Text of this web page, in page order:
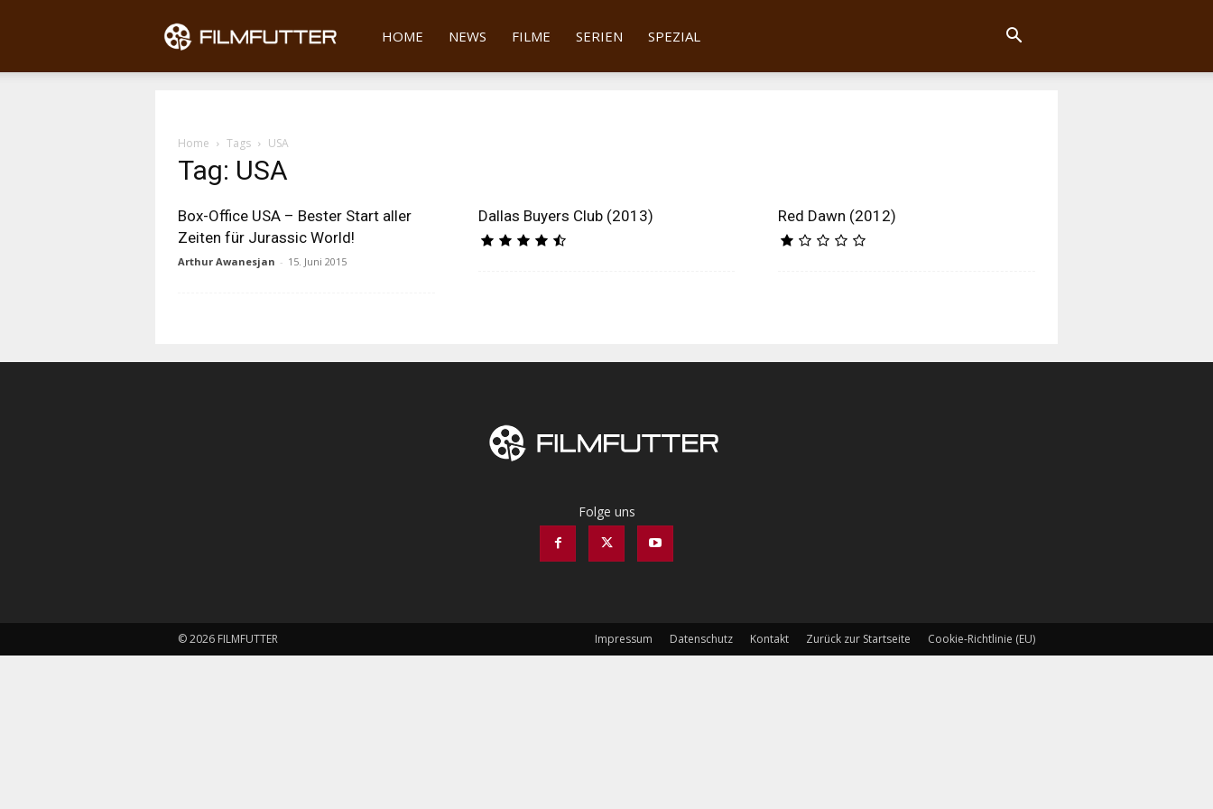
Filmfutter
HOME NEWS FILME SERIEN SPEZIAL
Home Tags USA
Tag: USA
Box-Office USA – Bester Start aller
Zeiten für Jurassic World!
Arthur Awanesjan - 15. Juni 2015
Dallas Buyers Club (2013) Red Dawn (2012)
Folge uns
Impressum Datenschutz Kontakt Zurück zur Startseite Cookie-Richtlinie (EU)
© 2026 FILMFUTTER